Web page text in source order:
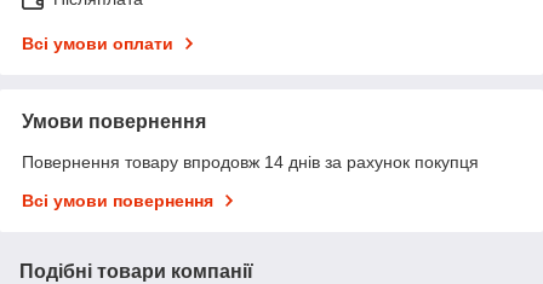
Всі умови оплати
Умови повернення
Повернення товару впродовж 14 днів за рахунок покупця
Всі умови повернення
Подібні товари компанії